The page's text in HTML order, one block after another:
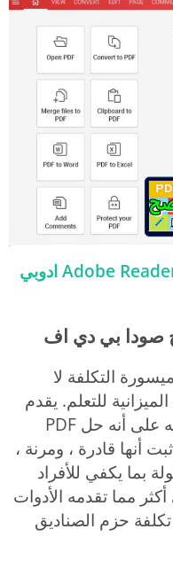
تحميل برنامج Adobe Reader ادوبي
صودا بي دي اف
تحتاج الشركات إلى حلول PDF ميسورة التكلفة لا
للتعلم. يقدم
برنامج Soda PDF مع OCR نفسه على أنه حل PDF
أنها قادرة ، ومرنة ،
بما يكفي للأفراد
مما تقدمه الأدوات
حزم الصناديق